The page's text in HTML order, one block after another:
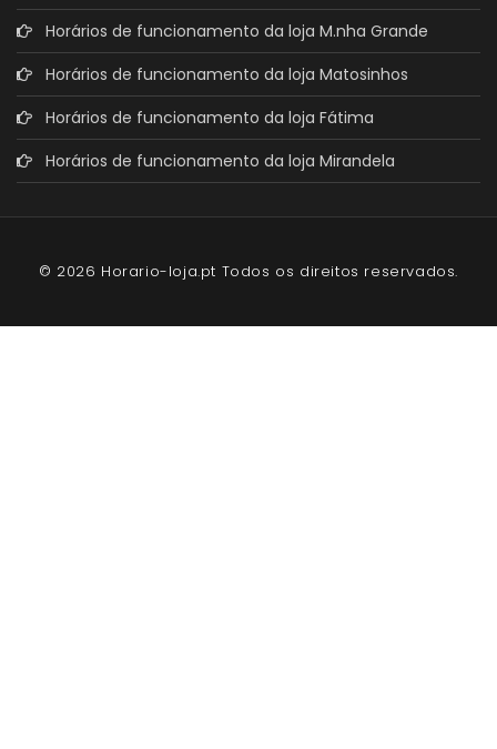
Horários de funcionamento da loja M.nha Grande
Horários de funcionamento da loja Matosinhos
Horários de funcionamento da loja Fátima
Horários de funcionamento da loja Mirandela
© 2026 Horario-loja.pt Todos os direitos reservados.